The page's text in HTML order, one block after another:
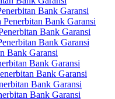
Bank Garansi
Penerbitan Bank Garansi
Bank Garansi
Bank Garansi
Bank Garansi
Bank Garansi
Bank Garansi
Bank Garansi
Bank Garansi